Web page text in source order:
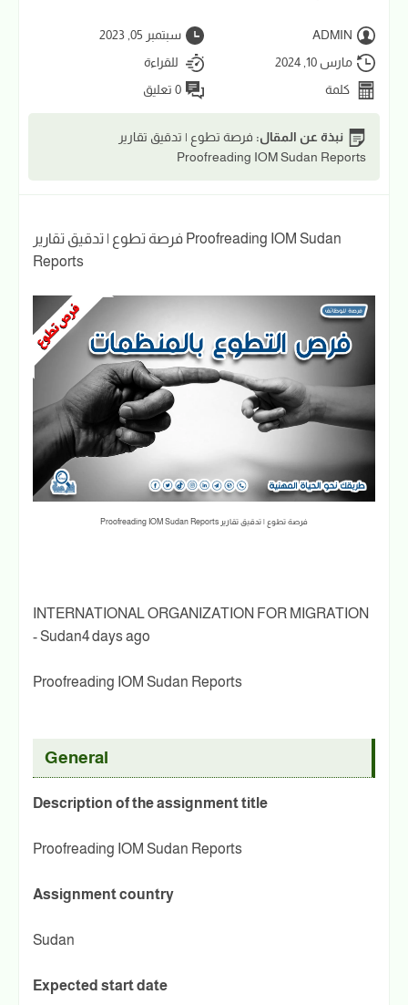
ADMIN
سبتمبر 05, 2023
مارس 10, 2024
للقراءة
كلمة
0 تعليق
نبذة عن المقال: فرصة تطوع | تدقيق تقارير
Proofreading IOM Sudan Reports
فرصة تطوع | تدقيق تقارير Proofreading IOM Sudan
Reports
فرصة تطوع | تدقيق تقارير Proofreading IOM Sudan Reports
INTERNATIONAL ORGANIZATION FOR MIGRATION
- Sudan4 days ago
Proofreading IOM Sudan Reports
General
Description of the assignment title
Proofreading IOM Sudan Reports
Assignment country
Sudan
Expected start date